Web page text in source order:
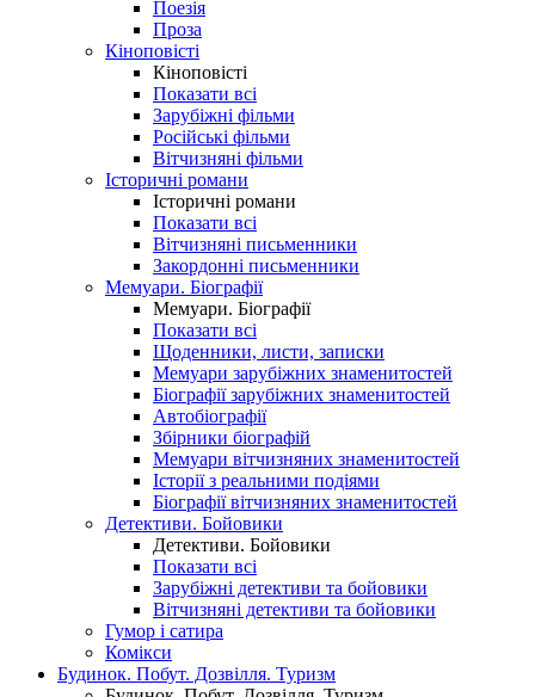
Поезія
Проза
Кіноповісті
Кіноповісті
Показати всі
Зарубіжні фільми
Російські фільми
Вітчизняні фільми
Історичні романи
Історичні романи
Показати всі
Вітчизняні письменники
Закордонні письменники
Мемуари. Біографії
Мемуари. Біографії
Показати всі
Щоденники, листи, записки
Мемуари зарубіжних знаменитостей
Біографії зарубіжних знаменитостей
Автобіографії
Збірники біографій
Мемуари вітчизняних знаменитостей
Історії з реальними подіями
Біографії вітчизняних знаменитостей
Детективи. Бойовики
Детективи. Бойовики
Показати всі
Зарубіжні детективи та бойовики
Вітчизняні детективи та бойовики
Гумор і сатира
Комікси
Будинок. Побут. Дозвілля. Туризм